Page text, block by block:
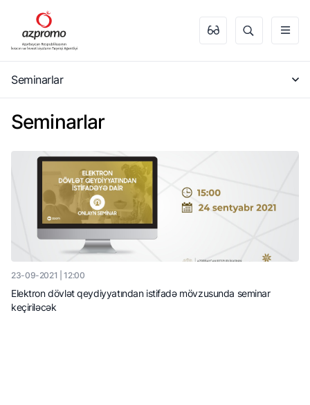
Seminarlar
Seminarlar
23-09-2021 | 12:00
Elektron dövlət qeydiyyatından istifadə mövzusunda seminar
keçiriləcək